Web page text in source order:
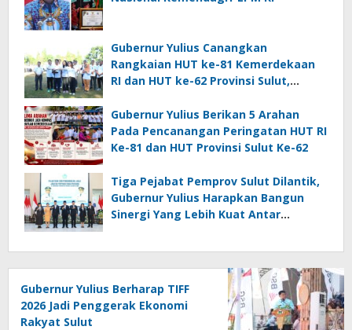
Gubernur Yulius Canangkan
Rangkaian HUT ke-81 Kemerdekaan
RI dan HUT ke-62 Provinsi Sulut,
Gubernur Yulius Berikan 5 Arahan
Pada Pencanangan Peringatan HUT RI
Ke-81 dan HUT Provinsi Sulut Ke-62
Tiga Pejabat Pemprov Sulut Dilantik,
Gubernur Yulius Harapkan Bangun
Sinergi Yang Lebih Kuat Antar
Gubernur Yulius Berharap TIFF
2026 Jadi Penggerak Ekonomi
Rakyat Sulut